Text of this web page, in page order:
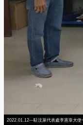
2022.01.12---駐汶萊代表處李憲章大